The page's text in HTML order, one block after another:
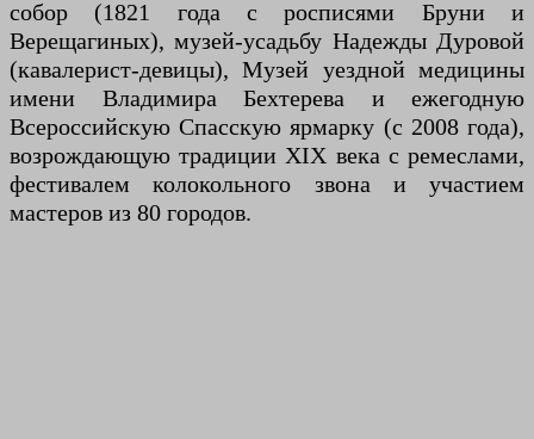
собор (1821 года с росписями Бруни и
Верещагиных), музей-усадьбу Надежды Дуровой
(кавалерист-девицы), Музей уездной медицины
имени Владимира Бехтерева и ежегодную
Всероссийскую Спасскую ярмарку (с 2008 года),
возрождающую традиции XIX века с ремеслами,
фестивалем колокольного звона и участием
мастеров из 80 городов.